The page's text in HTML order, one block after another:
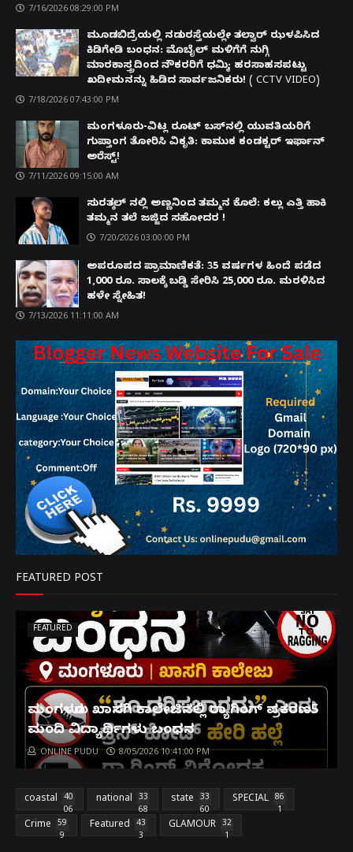
7/16/2026 08:29:00 PM
ಮೂಡಬಿದ್ರೆಯಲ್ಲಿ ನಡುರಸ್ತೆಯಲ್ಲೇ ತಲ್ವಾರ್ ಝಳಪಿಸಿದ
ಕಿಡಿಗೇಡಿ ಬಂಧನ: ಮೊಬೈಲ್ ಮಳಿಗೆಗೆ ನುಗ್ಗಿ
ಮಾರಕಾಸ್ತ್ರದಿಂದ ನೌಕರರಿಗೆ ಧಮ್ಕಿ; ಹರಸಾಹಸಪಟ್ಟು
ಖದೀಮನನ್ನು ಹಿಡಿದ ಸಾರ್ವಜನಿಕರು! ( CCTV VIDEO)
7/18/2026 07:43:00 PM
ಮಂಗಳೂರು-ವಿಟ್ಲ ರೂಟ್ ಬಸ್‌ನಲ್ಲಿ ಯುವತಿಯರಿಗೆ
ಗುಪ್ತಾಂಗ ತೋರಿಸಿ ವಿಕೃತಿ: ಕಾಮುಕ ಕಂಡಕ್ಟರ್ ಇರ್ಫಾನ್
ಅರೆಸ್ಟ್!
7/11/2026 09:15:00 AM
ಸುರತ್ಕಲ್ ನಲ್ಲಿ ಅಣ್ಣನಿಂದ ತಮ್ಮನ ಕೊಲೆ: ಕಲ್ಲು ಎತ್ತಿ ಹಾಕಿ
ತಮ್ಮನ ತಲೆ ಜಜ್ಜಿದ ಸಹೋದರ !
7/20/2026 03:00:00 PM
ಅಪರೂಪದ ಪ್ರಾಮಾಣಿಕತೆ: 35 ವರ್ಷಗಳ ಹಿಂದೆ ಪಡೆದ
1,000 ರೂ. ಸಾಲಕ್ಕೆ ಬಡ್ಡಿ ಸೇರಿಸಿ 25,000 ರೂ. ಮರಳಿಸಿದ
ಹಳೇ ಸ್ನೇಹಿತ!
7/13/2026 11:11:00 AM
FEATURED POST
FEATURED
ಮಂಗಳೂರು ಖಾಸಗಿ ಕಾಲೇಜಿನಲ್ಲಿ ರ‌್ಯಾಗಿಂಗ್ ಪ್ರಕರಣ5
ಮಂದಿ ವಿದ್ಯಾರ್ಥಿಗಳು ಬಂಧನ
ONLINE PUDU 8/05/2026 10:41:00 PM
coastal
40
06
national
33
68
state
33
60
SPECIAL
86
1
Crime
59
9
Featured
43
3
GLAMOUR
32
1